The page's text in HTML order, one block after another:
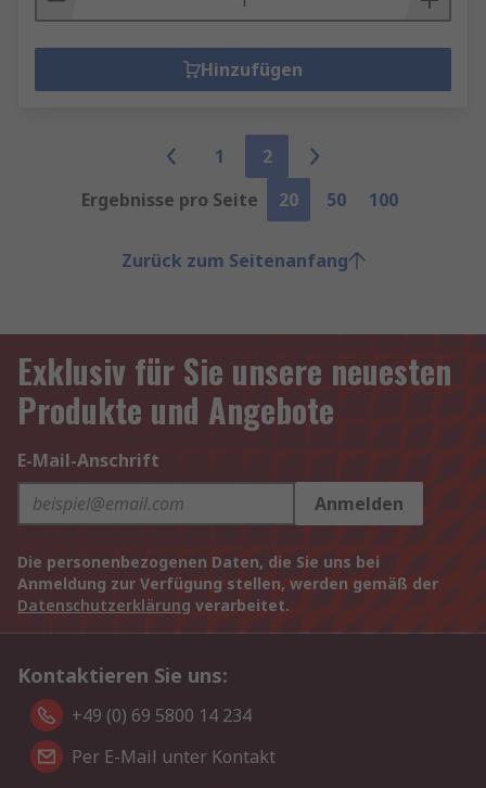
Hinzufügen
1
2
Ergebnisse pro Seite
20 50 100
Zurück zum Seitenanfang
Exklusiv für Sie unsere neuesten
Produkte und Angebote
E-Mail-Anschrift
Anmelden
Die personenbezogenen Daten, die Sie uns bei
Anmeldung zur Verfügung stellen, werden gemäß der
Datenschutzerklärung verarbeitet.
Kontaktieren Sie uns:
+49 (0) 69 5800 14 234
Per E-Mail unter Kontakt